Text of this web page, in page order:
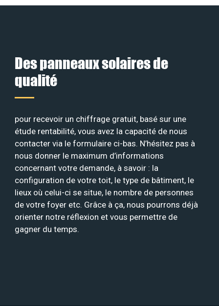
Des panneaux solaires de
qualité
pour recevoir un chiffrage gratuit, basé sur une
étude rentabilité, vous avez la capacité de nous
contacter via le formulaire ci-bas. N’hésitez pas à
nous donner le maximum d’informations
concernant votre demande, à savoir : la
configuration de votre toit, le type de bâtiment, le
lieux où celui-ci se situe, le nombre de personnes
de votre foyer etc. Grâce à ça, nous pourrons déjà
orienter notre réflexion et vous permettre de
gagner du temps.